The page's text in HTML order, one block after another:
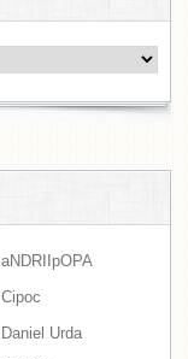
aNDRIIpOPA
Cipoc
Daniel Urda